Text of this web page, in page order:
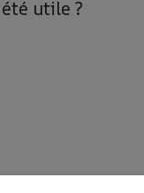
utile ?